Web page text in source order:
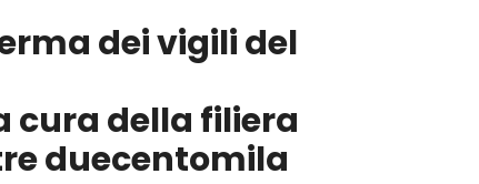
dei vigili del
cura della filiera
duecentomila